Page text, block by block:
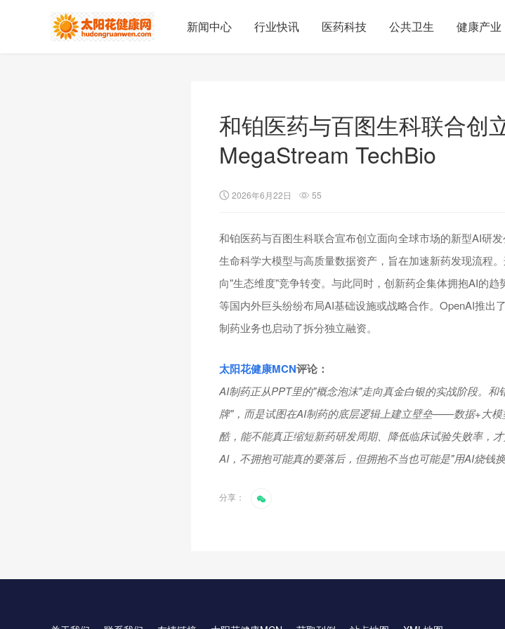
新闻中心 行业快讯 医药科技 公共卫生 健康产业
和铂医药与百图生科联合创
MegaStream TechBio
2026年6月22日 55
和铂医药与百图生科联合宣布创立面向全球市场的新型AI研
生命科学大模型与高质量数据资产，旨在加速新药发现流程
向"生态维度"竞争转变。与此同时，创新药企集体拥抱AI的
等国内外巨头纷纷布局AI基础设施或战略合作。OpenAI推出
制药业务也启动了拆分独立融资。
太阳花健康MCN评论：
AI制药正从PPT里的"概念泡沫"走向真金白银的实战阶段。
牌"，而是试图在AI制药的底层逻辑上建立壁垒——数据+大
酷，能不能真正缩短新药研发周期、降低临床试验失败率，
AI，不拥抱可能真的要落后，但拥抱不当也可能是"用AI烧钱换
分享：